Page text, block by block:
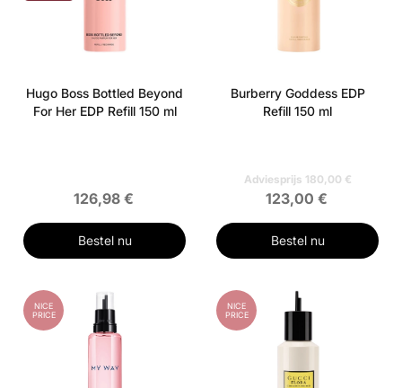
Hugo Boss Bottled Beyond
For Her EDP Refill 150 ml
126,98 €
Bestel nu
Burberry Goddess EDP
Refill 150 ml
Adviesprijs 180,00 €
123,00 €
Bestel nu
NICE
PRICE
NICE
PRICE